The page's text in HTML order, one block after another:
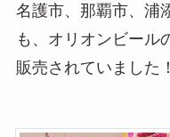
名護市、那覇市、浦
も、オリオンビール
販売されていました！